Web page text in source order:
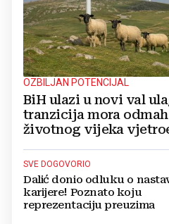
OZBILJAN POTENCIJAL
BiH ulazi u novi val
tranzicija mora
životnog vijeka
SVE DOGOVORIO
Dalić donio odluku o
karijere! Poznato koju
reprezentaciju preuzima